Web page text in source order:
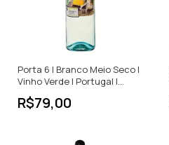
Porta 6 | Branco Meio Seco |
Vinho Verde | Portugal |
750ml
R$79,00